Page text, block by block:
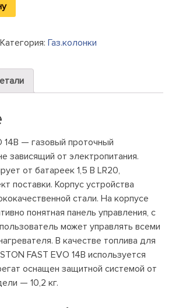
Категория: Газ.колонки
14B — газовый проточный
зависящий от электропитания.
от батареек 1,5 В LR20,
поставки. Корпус устройства
стали. На корпусе
понятная панель управления, с
может управлять всеми
В качестве топлива для
FAST EVO 14B используется
оснащен защитной системой от
— 10,2 кг.